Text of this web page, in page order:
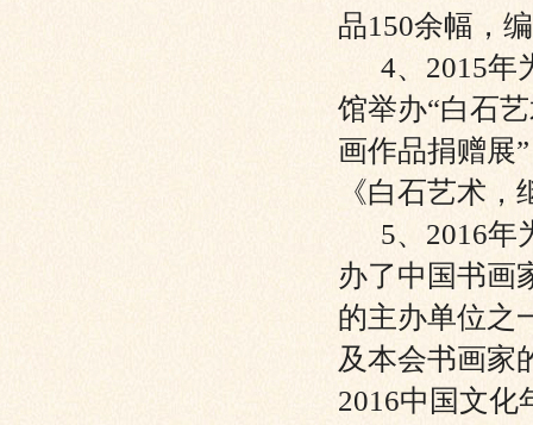
品150余幅，
4、2015年
馆举办“白石
画作品捐赠展
《白石艺术
5、2016年
办了中国书画
的主办单位之
及本会书画家
2016中国文